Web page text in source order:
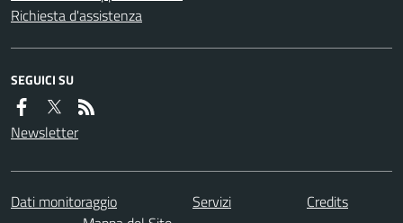
Richiesta d'assistenza
SEGUICI SU
Newsletter
Dati monitoraggio Servizi
Credits